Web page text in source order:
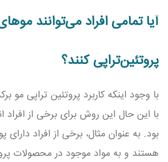
آیا تمامی افراد می‌توانند
پروتئین‌تراپی کنند؟
با وجود اینکه کاربرد پروتئین تراپی مو
با این حال این روش برای برخی از افراد
بود. به عنوان مثال، برخی از افراد
هستند و به مواد موجود در محصولات